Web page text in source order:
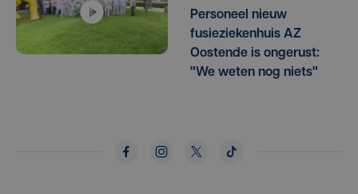
Personeel nieuw
fusieziekenhuis AZ
Oostende is ongerust:
"We weten nog niets"